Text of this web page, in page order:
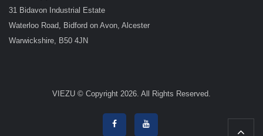
31 Bidavon Industrial Estate
Waterloo Road, Bidford on Avon, Alcester
Warwickshire, B50 4JN
VIEZU © Copyright 2026. All Rights Reserved.